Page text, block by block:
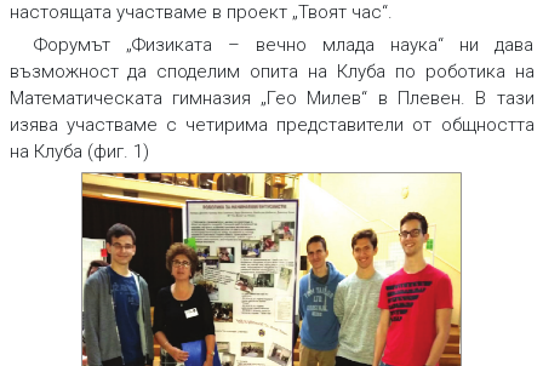
настоящата участваме в проект „Твоят час“.
Форумът „Физиката – вечно млада наука“ ни дава
възможност да споделим опита на Клуба по роботика на
Математическата гимназия „Гео Милев“ в Плевен. В тази
изява участваме с четирима представители от общността
на Клуба (фиг. 1)